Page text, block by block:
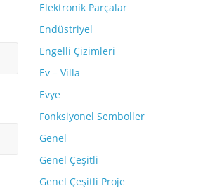
Elektronik Parçalar
Endüstriyel
Engelli Çizimleri
Ev – Villa
Evye
Fonksiyonel Semboller
Genel
Genel Çeşitli
Genel Çeşitli Proje